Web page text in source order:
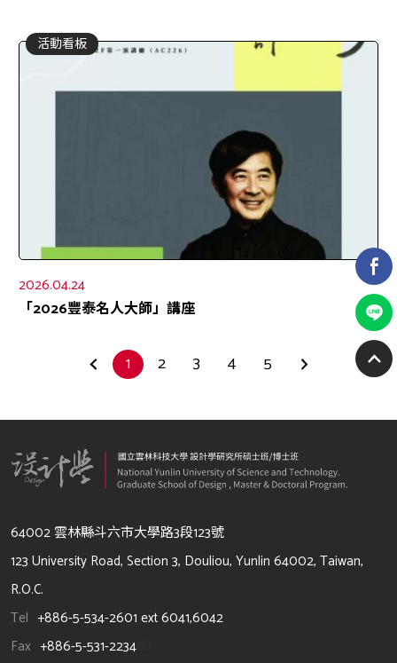
活動看板
2026.04.24
「2026豐泰名人大師」講座
1 2 3 4 5
64002 雲林縣斗六市大學路3段123號
123 University Road, Section 3, Douliou, Yunlin 64002, Taiwan,
R.O.C.
Tel +886-5-534-2601 ext 6041,6042
Fax +886-5-531-2234